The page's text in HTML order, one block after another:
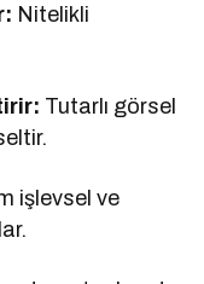
Nitelikli
Tutarlı görsel
işlevsel ve